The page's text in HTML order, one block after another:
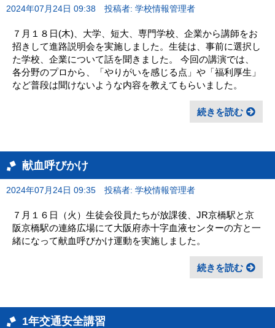
2024年07月24日 09:38 投稿者: 学校情報管理者
７月１８日(木)、大学、短大、専門学校、企業から講師をお
招きして進路説明会を実施しました。生徒は、事前に選択し
た学校、企業について話を聞きました。 今回の講演では、
各分野のプロから、「やりがいを感じる点」や「福利厚生」
など普段は聞けないような内容を教えてもらいました。
続きを読む
献血呼びかけ
2024年07月24日 09:35 投稿者: 学校情報管理者
７月１６日（火）生徒会役員たちが放課後、JR京橋駅と京
阪京橋駅の連絡広場にて大阪府赤十字血液センターの方と一
緒になって献血呼びかけ運動を実施しました。
続きを読む
1年交通安全講習